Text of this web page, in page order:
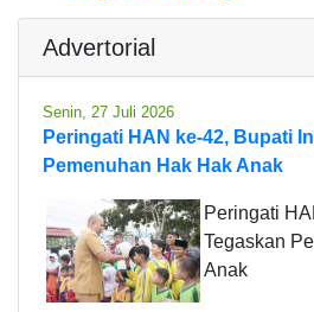
Advertorial
Senin, 27 Juli 2026
Peringati HAN ke-42, Bupati
Pemenuhan Hak Hak Anak
Peringati
Tegaskan
Anak